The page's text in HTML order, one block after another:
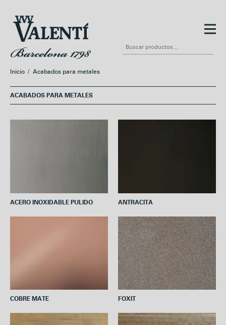
contenido
Inicio / Acabados para metales
ACABADOS PARA METALES
ACERO INOXIDABLE PULIDO ANTRACITA
COBRE MATE FOXIT